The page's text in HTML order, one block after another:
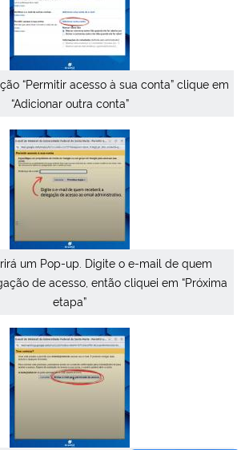
“Permitir acesso à sua conta” clique em
“Adicionar outra conta”
um Pop-up. Digite o e-mail de quem
de acesso, então cliquei em “Próxima
etapa”